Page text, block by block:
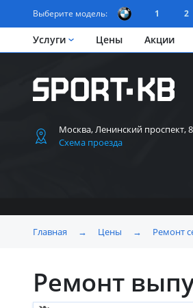
Выберите модель: 1 2
Услуги Цены Акции
Москва, Ленинский проспект,
Схема проезда
Главная → Цены → Ремонт
Ремонт